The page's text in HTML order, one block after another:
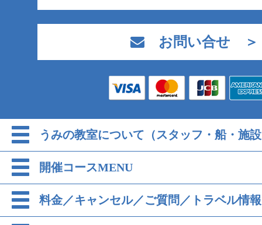
お問い合せ ＞
うみの教室について（スタッフ・船・施
開催コースMENU
料金／キャンセル／ご質問／トラベル情報